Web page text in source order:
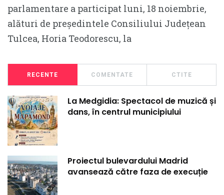
parlamentare a participat luni, 18 noiembrie,
alături de președintele Consiliului Județean
Tulcea, Horia Teodorescu, la
RECENTE COMENTATE CTITE
La Medgidia: Spectacol de muzică și
dans, în centrul municipiului
Proiectul bulevardului Madrid
avansează către faza de execuție